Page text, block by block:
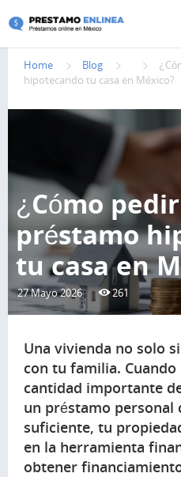
Pasar al contenido principal
Home Blog
hipotecando tu casa en México?
¿Cómo
préstamo
tu casa en
27 Mayo 2026 261
Una vivienda no solo
con tu familia. Cuando
cantidad importante
un préstamo personal
suficiente, tu
en la herramienta
obtener